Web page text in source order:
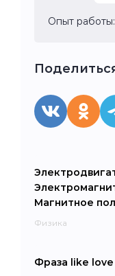
Опыт работы:
Магнитное
Физика
Фраза like